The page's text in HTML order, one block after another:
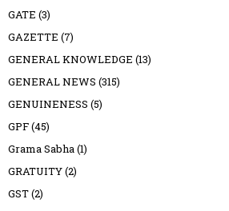
GATE (3)
GAZETTE (7)
GENERAL KNOWLEDGE (13)
GENERAL NEWS (315)
GENUINENESS (5)
GPF(45)
Grama Sabha(1)
GRATUITY(2)
GST(2)